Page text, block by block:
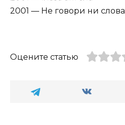
2001 — Не говори ни слова
Оцените статью